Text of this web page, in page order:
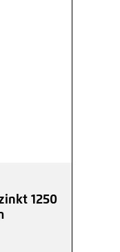
von 5 von 5
1250